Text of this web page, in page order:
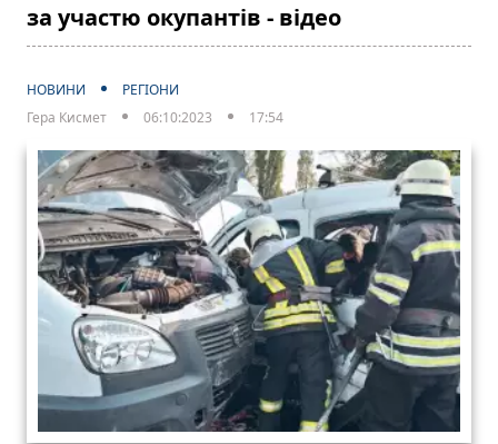
за участю окупантів - відео
НОВИНИ
РЕГІОНИ
Гера Кисмет
06:10:2023 17:54